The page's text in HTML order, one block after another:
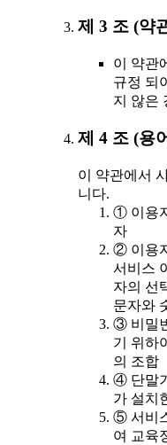
제 3 조 (약
이 약관
규정 되
지 않은
제 4 조 (용
이 약관에서
니다.
① 이용
자
② 이용
서비스
자의 선
문자와
③ 비밀
기 위하
의 조합
④ 단말
가 설치
⑤ 서비
여 교육